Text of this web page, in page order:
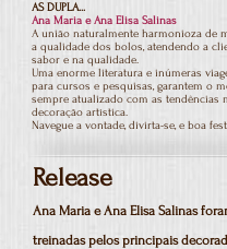
Release
Ana Maria e Ana Elisa Salinas
treinadas pelos principais
AS DUPLA...
Ana Maria e Ana Elisa Salinas
A união naturalmente harmonioza de
a qualidade dos bolos, atendendo a
sabor e na qualidade.
Uma enorme literatura e inúmeras
para cursos e pesquisas, garantem o
sempre atualizado com as tendências
decoração artística.
Navegue a vontade, divirta-se, e boa